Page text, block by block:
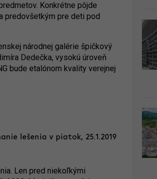
Konkrétne pôjde
predovšetkým pre deti pod
národnej galérie špičkový
Dedečka, vysokú úroveň
bude etalónom kvality verejnej
lešenia v piatok, 25.1.2019
Len pred niekoľkými